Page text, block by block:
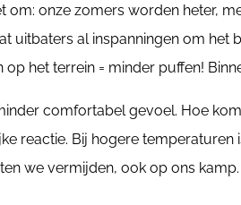
om: onze zomers worden heter,
uitbaters al inspanningen om
op het terrein = minder puffen!
comfortabel gevoel. Hoe
reactie. Bij hogere
we vermijden, ook op ons kamp.